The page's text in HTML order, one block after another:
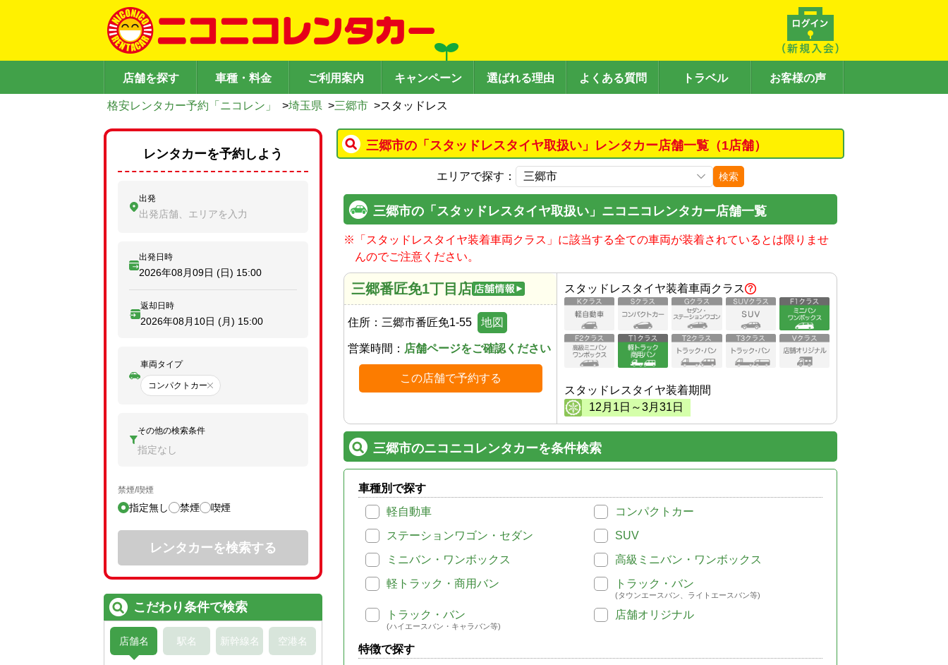
店舗を探す 車種・料金 ご利用案内 キャンペーン 選ばれる理由 よくある質問 トラベル お客様の声
格安レンタカー予約「ニコレン」 >埼玉県 >三郷市 >スタッドレス
三郷市の「スタッドレスタイヤ取扱い」レンタカー店舗一覧（1店舗）
エリアで探す： 検索
三郷市の「スタッドレスタイヤ取扱い」ニコニコレンタカー店舗一覧
※
「スタッドレスタイヤ装着車両クラス」に該当する全ての車両が装着されているとは限りませ
んのでご注意ください。
三郷番匠免1丁目店
住所： 三郷市番匠免1-55 地図
営業時間： 店舗ページをご確認ください
この店舗で予約する
スタッドレスタイヤ装着車両クラス
スタッドレスタイヤ装着期間
12 月 1 日～3月 31 日
三郷市のニコニコレンタカーを条件検索
車種別で探す
軽自動車
コンパクトカー
ステーションワゴン・セダン
SUV
ミニバン・ワンボックス
高級ミニバン・ワンボックス
軽トラック・商用バン
トラック・バン
(タウンエースバン、ライトエースバン等)
トラック・バン
(ハイエースバン・キャラバン等)
店舗オリジナル
特徴で探す
レンタカーを予約しよう
出発
出発店舗、エリアを入力
出発日時
2026年08月09日 (日) 15:00
返却日時
2026年08月10日 (月) 15:00
車両タイプ
コンパクトカー
その他の検索条件
指定なし
禁煙/喫煙
指定無し 禁煙 喫煙
レンタカーを検索する
こだわり条件で検索
店舗名 駅名 新幹線名 空港名